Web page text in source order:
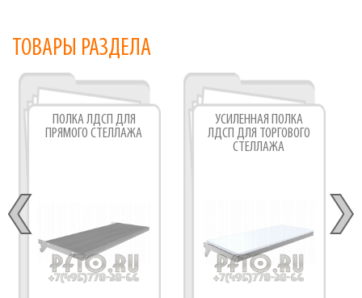
ТОВАРЫ РАЗДЕЛА
ПОЛКА ЛДСП ДЛЯ
ПРЯМОГО СТЕЛЛАЖА
УСИЛЕННАЯ ПОЛКА
ЛДСП ДЛЯ ТОРГОВОГО
СТЕЛЛАЖА